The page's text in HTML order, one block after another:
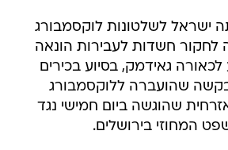
ישראל לשלטונות לוקסמבורג
לחקור חשדות לעבירות הונאה
גאידמק, בסיוע בכירים
שהועברה ללוקסמבורג
שהוגשה ביום חמישי נגד
המחוזי בירושלים.